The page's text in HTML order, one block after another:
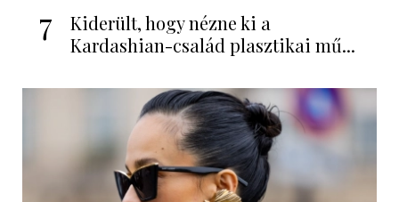
7
Kiderült, hogy nézne ki a
Kardashian-család plasztikai mű...